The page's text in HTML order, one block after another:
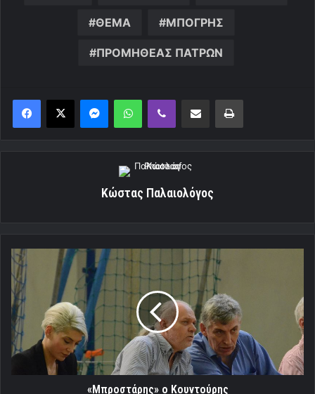
ΘΕΜΑ ΜΠΟΓΡΗΣ
ΠΡΟΜΗΘΕΑΣ ΠΑΤΡΩΝ
MessengerWhatsAppViber Κοινοποίηση μέσω ηλεκτρονικού ταχυδρομείουΕκτύπωση
Κώστας Παλαιολόγος
«Μπροστάρης»
Κουντούρης
«Μπροστάρης» ο Κουντούρης